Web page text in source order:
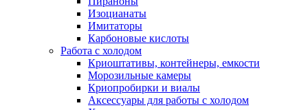
Изоцианаты
Имитаторы
Карбоновые кислоты
Работа с холодом
Криоштативы, контейнеры, емкости
Морозильные камеры
Криопробирки и виалы
Аксессуары для работы с холодом